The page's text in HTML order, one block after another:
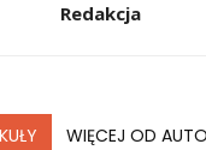
Redakcja
WIĘCEJ OD